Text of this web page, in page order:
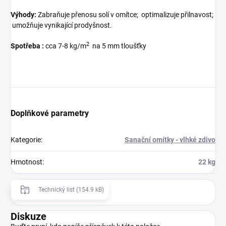
Výhody: Zabraňuje přenosu solí v omítce; optimalizuje přilnavost;
umožňuje vynikající prodyšnost.
Spotřeba : cca 7-8 kg/m2 na 5 mm tloušťky
Doplňkové parametry
Kategorie: Sanační omítky - vlhké zdivo
Hmotnost: 22 kg
Technický list (154.9 kB)
Diskuze